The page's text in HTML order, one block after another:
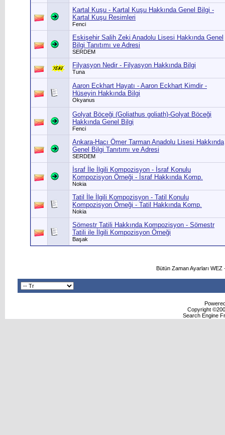
Kartal Kuşu - Kartal Kuşu Hakkında Genel Bilgi -
Kartal Kuşu Resimleri
Fenci
Eskişehir Salih Zeki Anadolu Lisesi Hakkında Genel
Bilgi Tanıtımı ve Adresi
SERDEM
Filyasyon Nedir - Filyasyon Hakkında Bilgi
Tuna
Aaron Eckhart Hayatı - Aaron Eckhart Kimdir -
Hüseyin Hakkında Bilgi
Okyanus
Golyat Böceği (Goliathus goliath)-Golyat Böceği
Hakkında Genel Bilgi
Fenci
Ankara-Hacı Ömer Tarman Anadolu Lisesi Hakkında
Genel Bilgi Tanıtımı ve Adresi
SERDEM
İsraf İle İlgili Kompozisyon - İsraf Konulu
Kompozisyon Örneği - İsraf Hakkında Komp.
Nokia
Tatil İle İlgili Kompozisyon - Tatil Konulu
Kompozisyon Örneği - Tatil Hakkında Komp.
Nokia
Sömestr Tatili Hakkında Kompozisyon - Sömestr
Tatili ile İlgili Kompozisyon Örneği
Başak
Bütün Zaman Ayarları
Copyright
Search Engine